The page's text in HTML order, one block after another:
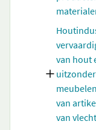
van hout
van
van